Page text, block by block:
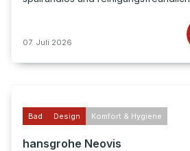
07. Juli 2026
Bad Design Komfort & Hygiene
hansgrohe Neovis